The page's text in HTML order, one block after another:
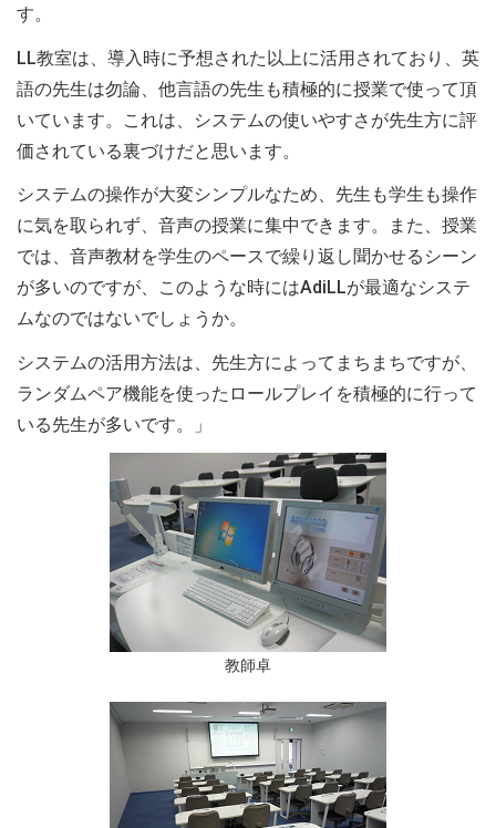
す。
LL教室は、導入時に予想された以上に活用されており、英
語の先生は勿論、他言語の先生も積極的に授業で使って頂
いています。これは、システムの使いやすさが先生方に評
価されている裏づけだと思います。
システムの操作が大変シンプルなため、先生も学生も操作
に気を取られず、音声の授業に集中できます。また、授業
では、音声教材を学生のペースで繰り返し聞かせるシーン
が多いのですが、このような時にはAdiLLが最適なシステ
ムなのではないでしょうか。
システムの活用方法は、先生方によってまちまちですが、
ランダムペア機能を使ったロールプレイを積極的に行って
いる先生が多いです。」
教師卓